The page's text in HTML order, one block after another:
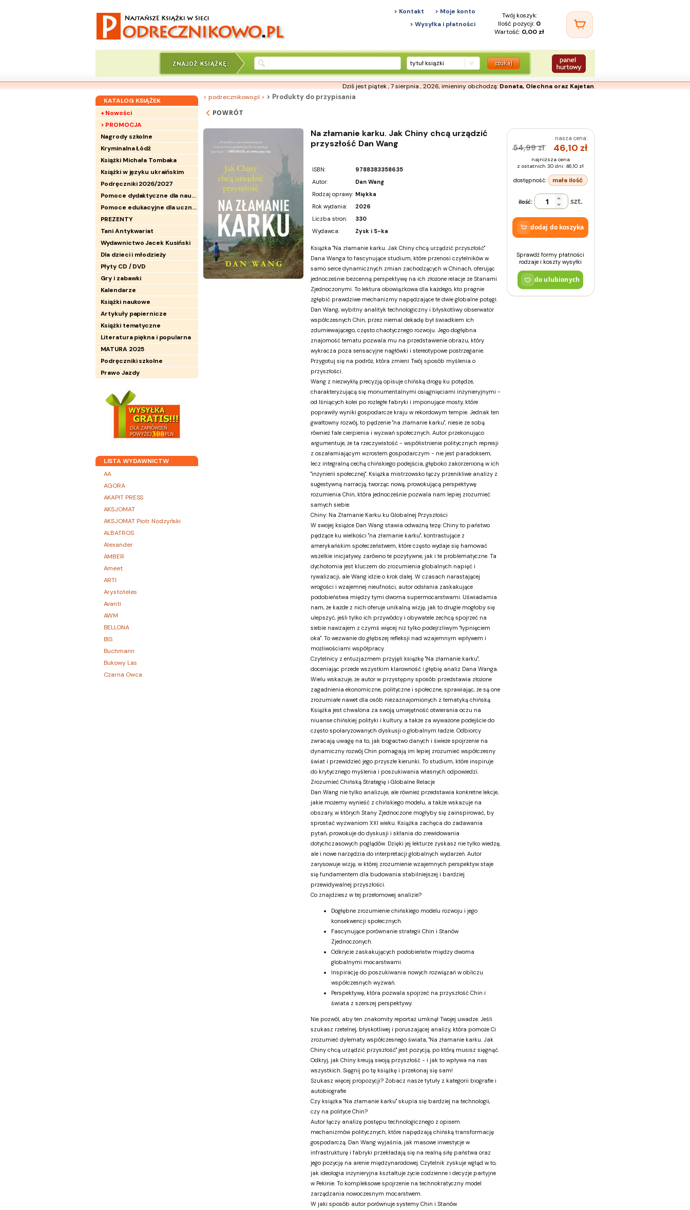
Twój koszyk:
Ilość pozycji: 0
Wartość: 0,00 zł
> Moje konto
> Kontakt
> Wysyłka i płatności
tytuł książki
Dziś jest piątek , 7 sierpnia , 2026,imieniny obchodzą: Donata, Olechna oraz Kajetan.
KATALOG KSIĄŻEK
+ Nowości
> PROMOCJA
Nagrody szkolne
Kryminalna Łódź
Książki Michała Tombaka
Książki w języku ukraińskim
Podręczniki 2026/2027
Pomoce dydaktyczne dla nauczycieli
Pomoce edukacyjne dla uczniów
PREZENTY
Tani Antykwariat
Wydawnictwo Jacek Kusiński
Dla dzieci i młodzieży
Płyty CD / DVD
Gry i zabawki
Kalendarze
Książki naukowe
Artykuły papiernicze
Książki tematyczne
Literatura piękna i popularna
MATURA 2025
Podręczniki szkolne
Prawo Jazdy
LISTA WYDAWNICTW
AA
AGORA
AKAPIT PRESS
AKSJOMAT
AKSJOMAT Piotr Nodzyński
ALBATROS
Alexander
AMBER
Ameet
ARTI
Arystoteles
Avanti
AWM
BELLONA
BIS
Buchmann
Bukowy Las
Czarna Owca
> podrecznikowo.pl > > Produkty do przypisania
POWRÓT
nasza cena:
54,99 zł 46,10 zł
najniższa cena
z ostatnich 30 dni: 46,10 zł
dostępność: mała ilość
ilość: szt.
dodaj do koszyka
Sprawdź formy płatności
rodzaje i koszty wysyłki
do ulubionych
Na złamanie karku. Jak Chiny chcą urządzić
przyszłość Dan Wang
ISBN:
9788383358635
Autor:
Dan Wang
Rodzaj oprawy: Miękka
Rok wydania:
2026
Liczba stron:
330
Wydawca:
Zysk i S-ka
Książka "Na złamanie karku. Jak Chiny chcą urządzić przyszłość"
Dana Wanga to fascynujące studium, które przenosi czytelników w
samo serce dynamicznych zmian zachodzących w Chinach, oferując
jednocześnie bezcenną perspektywę na ich złożone relacje ze Stanami
Zjednoczonymi. To lektura obowiązkowa dla każdego, kto pragnie
zgłębić prawdziwe mechanizmy napędzające te dwie globalne potęgi.
Dan Wang, wybitny analityk technologiczny i błyskotliwy obserwator
współczesnych Chin, przez niemal dekadę był świadkiem ich
zdumiewającego, często chaotycznego rozwoju. Jego dogłębna
znajomość tematu pozwala mu na przedstawienie obrazu, który
wykracza poza sensacyjne nagłówki i stereotypowe postrzeganie.
Przygotuj się na podróż, która zmieni Twój sposób myślenia o
przyszłości.
Wang z niezwykłą precyzją opisuje chińską drogę ku potędze,
charakteryzującą się monumentalnymi osiągnięciami inżynieryjnymi -
od lśniących kolei po rozległe fabryki i imponujące mosty, które
poprawiły wyniki gospodarcze kraju w rekordowym tempie. Jednak ten
gwałtowny rozwój, to pędzenie "na złamanie karku", niesie ze sobą
również fale cierpienia i wyzwań społecznych. Autor przekonująco
argumentuje, że ta rzeczywistość - współistnienie politycznych represji
z oszałamiającym wzrostem gospodarczym - nie jest paradoksem,
lecz integralną cechą chińskiego podejścia, głęboko zakorzenioną w ich
"inżynierii społecznej". Książka mistrzowsko łączy przenikliwe analizy z
sugestywną narracją, tworząc nową, prowokującą perspektywę
rozumienia Chin, która jednocześnie pozwala nam lepiej zrozumieć
samych siebie.
Chiny: Na Złamanie Karku ku Globalnej Przyszłości
W swojej książce Dan Wang stawia odważną tezę: Chiny to państwo
pędzące ku wielkości "na złamanie karku", kontrastujące z
amerykańskim społeczeństwem, które często wydaje się hamować
wszelkie inicjatywy, zarówno te pozytywne, jak i te problematyczne. Ta
dychotomia jest kluczem do zrozumienia globalnych napięć i
rywalizacji, ale Wang idzie o krok dalej. W czasach narastającej
wrogości i wzajemnej nieufności, autor odsłania zaskakujące
podobieństwa między tymi dwoma supermocarstwami. Uświadamia
nam, że każde z nich oferuje unikalną wizję, jak to drugie mogłoby się
ulepszyć, jeśli tylko ich przywódcy i obywatele zechcą spojrzeć na
siebie nawzajem z czymś więcej niż tylko podejrzliwym "łypnięciem
oka". To wezwanie do głębszej refleksji nad wzajemnym wpływem i
możliwościami współpracy.
Czytelnicy z entuzjazmem przyjęli książkę "Na złamanie karku",
doceniając przede wszystkim klarowność i głębię analiz Dana Wanga.
Wielu wskazuje, że autor w przystępny sposób przedstawia złożone
zagadnienia ekonomiczne, polityczne i społeczne, sprawiając, że są one
zrozumiałe nawet dla osób niezaznajomionych z tematyką chińską.
Książka jest chwalona za swoją umiejętność otwierania oczu na
niuanse chińskiej polityki i kultury, a także za wyważone podejście do
często spolaryzowanych dyskusji o globalnym ładzie. Odbiorcy
zwracają uwagę na to, jak bogactwo danych i świeże spojrzenie na
dynamiczny rozwój Chin pomagają im lepiej zrozumieć współczesny
świat i przewidzieć jego przyszłe kierunki. To studium, które inspiruje
do krytycznego myślenia i poszukiwania własnych odpowiedzi.
Zrozumieć Chińską Strategię i Globalne Relacje
Dan Wang nie tylko analizuje, ale również przedstawia konkretne lekcje,
jakie możemy wynieść z chińskiego modelu, a także wskazuje na
obszary, w których Stany Zjednoczone mogłyby się zainspirować, by
sprostać wyzwaniom XXI wieku. Książka zachęca do zadawania
pytań, prowokuje do dyskusji i skłania do zrewidowania
dotychczasowych poglądów. Dzięki jej lekturze zyskasz nie tylko wiedzę,
ale i nowe narzędzia do interpretacji globalnych wydarzeń. Autor
zarysowuje wizję, w której zrozumienie wzajemnych perspektyw staje
się fundamentem dla budowania stabilniejszej i bardziej
przewidywalnej przyszłości.
Co znajdziesz w tej przełomowej analizie?
Dogłębne zrozumienie chińskiego modelu rozwoju i jego
konsekwencji społecznych.
Fascynujące porównanie strategii Chin i Stanów
Zjednoczonych.
Odkrycie zaskakujących podobieństw między dwoma
globalnymi mocarstwami.
Inspirację do poszukiwania nowych rozwiązań w obliczu
współczesnych wyzwań.
Perspektywę, która pozwala spojrzeć na przyszłość Chin i
świata z szerszej perspektywy.
Nie pozwól, aby ten znakomity reportaż umknął Twojej uwadze. Jeśli
szukasz rzetelnej, błyskotliwej i poruszającej analizy, która pomoże Ci
zrozumieć dylematy współczesnego świata, "Na złamanie karku. Jak
Chiny chcą urządzić przyszłość" jest pozycją, po którą musisz sięgnąć.
Odkryj, jak Chiny kreują swoją przyszłość - i jak to wpływa na nas
wszystkich. Sięgnij po tę książkę i przekonaj się sam!
Szukasz więcej propozycji? Zobacz nasze tytuły z kategorii biografie i
autobiografie
Czy książka "Na złamanie karku" skupia się bardziej na technologii,
czy na polityce Chin?
Autor łączy analizę postępu technologicznego z opisem
mechanizmów politycznych, które napędzają chińską transformację
gospodarczą. Dan Wang wyjaśnia, jak masowe inwestycje w
infrastrukturę i fabryki przekładają się na realną siłę państwa oraz
jego pozycję na arenie międzynarodowej. Czytelnik zyskuje wgląd w to,
jak ideologia inżynieryjna kształtuje życie codzienne i decyzje partyjne
w Pekinie. To kompleksowe spojrzenie na technokratyczny model
zarządzania nowoczesnym mocarstwem.
W jaki sposób autor porównuje systemy Chin i Stanów